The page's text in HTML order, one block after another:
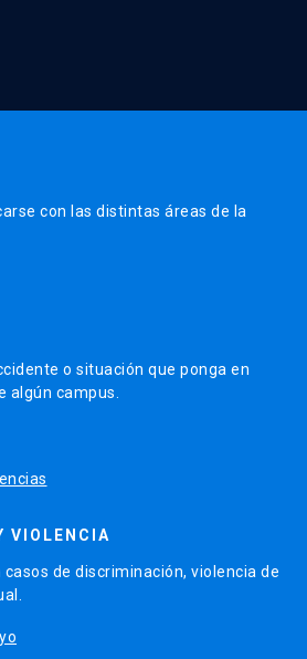
con las distintas áreas de la
o situación que ponga en
algún campus.
VIOLENCIA
de discriminación, violencia de